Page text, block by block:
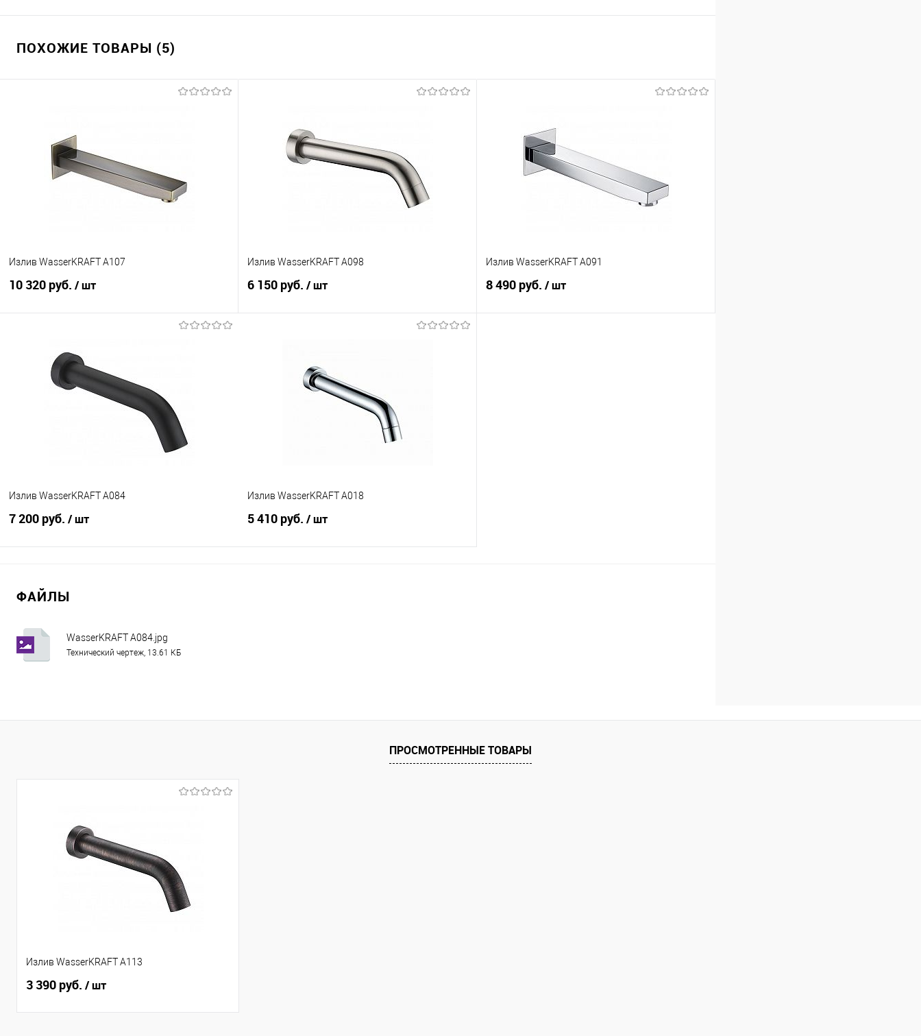
ПОХОЖИЕ ТОВАРЫ (5)
Излив WasserKRAFT A107
10 320 руб. / шт
Купить в 1 клик
В наличии
Излив WasserKRAFT A098
6 150 руб. / шт
Купить в 1 клик
В наличии
Излив WasserKRAFT A091
8 490 руб. / шт
Излив WasserKRAFT A084
7 200 руб. / шт
В избранное
В наличии
Цвет :
Излив WasserKRAFT A018
5 410 руб. / шт
ФАЙЛЫ
WasserKRAFT A084.jpg
Технический чертеж, 13.61 КБ
ПРОСМОТРЕННЫЕ ТОВАРЫ
Излив WasserKRAFT A113
3 390 руб. / шт